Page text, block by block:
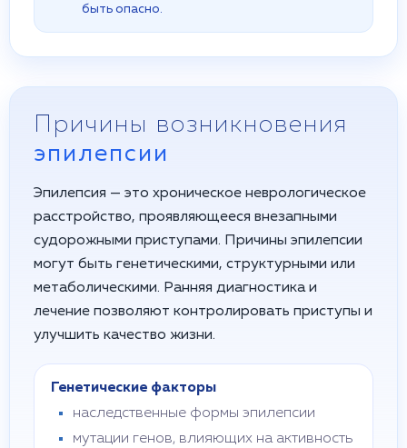
быть опасно.
Причины возникновения
эпилепсии
Эпилепсия — это хроническое неврологическое
расстройство, проявляющееся внезапными
судорожными приступами. Причины эпилепсии
могут быть генетическими, структурными или
метаболическими. Ранняя диагностика и
лечение позволяют контролировать приступы и
улучшить качество жизни.
Генетические факторы
наследственные формы эпилепсии
мутации генов, влияющих на активность